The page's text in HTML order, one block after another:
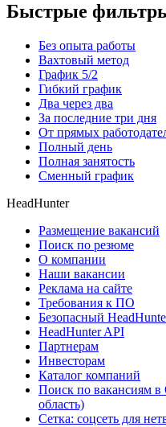
Быстрые
Без опыта работы
Вахтовый метод
График 5/2
Гибкий график
Два через два
За последние три дня
От прямых
Полный день
Полная занятость
Сменный график
HeadHunter
Размещение вакансий
Поиск по резюме
О компании
Наши вакансии
Реклама на сайте
Требования к ПО
Безопасный
HeadHunter API
Партнерам
Инвесторам
Каталог компаний
Поиск по вакансиям в
область)
Сетка: соцсеть для